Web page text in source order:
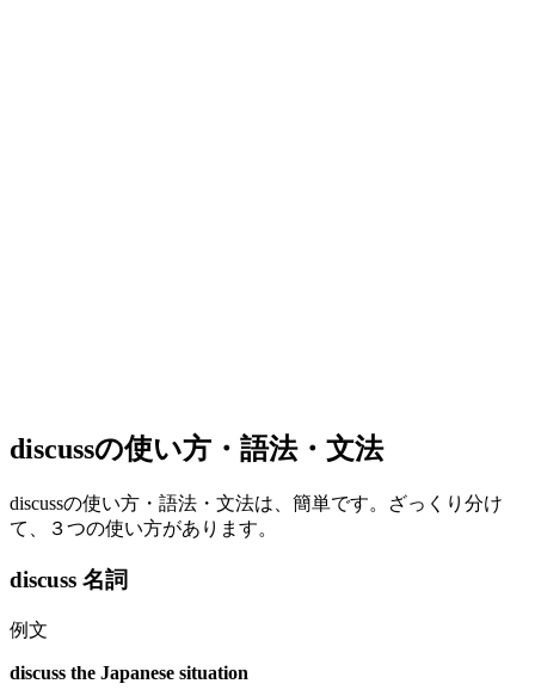
discussの使い方・語法・文法
discussの使い方・語法・文法は、簡単です。ざっくり分け
て、３つの使い方があります。
discuss 名詞
例文
discuss the Japanese situation